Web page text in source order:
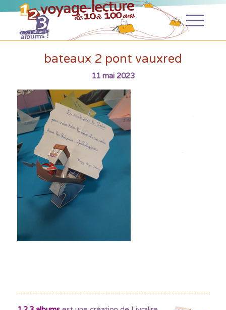
bateaux 2 pont vauxred
11 mai 2023